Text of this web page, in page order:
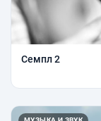
Семпл 2